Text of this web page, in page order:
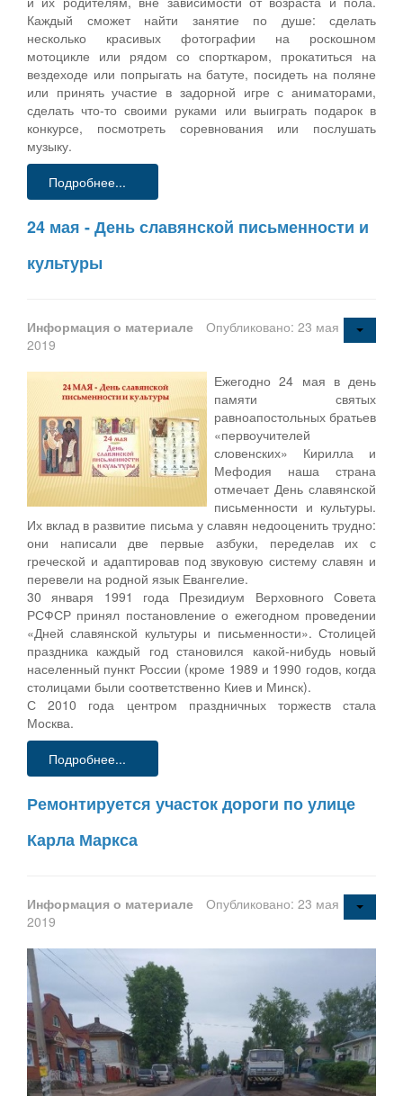
Каждый сможет найти занятие по душе: сделать
несколько красивых фотографии на роскошном
мотоцикле или рядом со спорткаром, прокатиться на
вездеходе или попрыгать на батуте, посидеть на поляне
или принять участие в задорной игре с аниматорами,
сделать что-то своими руками или выиграть подарок в
конкурсе, посмотреть соревнования или послушать
музыку.
Подробнее...
24 мая - День славянской письменности и
культуры
Информация о материале
Опубликовано: 23 мая
2019
Ежегодно 24 мая в день
памяти святых
равноапостольных братьев
«первоучителей
словенских» Кирилла и
Мефодия наша страна
отмечает День славянской
письменности и культуры.
Их вклад в развитие письма у славян недооценить трудно:
они написали две первые азбуки, переделав их с
греческой и адаптировав под звуковую систему славян и
перевели на родной язык Евангелие.
30 января 1991 года Президиум Верховного Совета
РСФСР принял постановление о ежегодном проведении
«Дней славянской культуры и письменности». Столицей
праздника каждый год становился какой-нибудь новый
населенный пункт России (кроме 1989 и 1990 годов, когда
столицами были соответственно Киев и Минск).
С 2010 года центром праздничных торжеств стала
Москва.
Подробнее...
Ремонтируется участок дороги по улице
Карла Маркса
Информация о материале
Опубликовано: 23 мая
2019